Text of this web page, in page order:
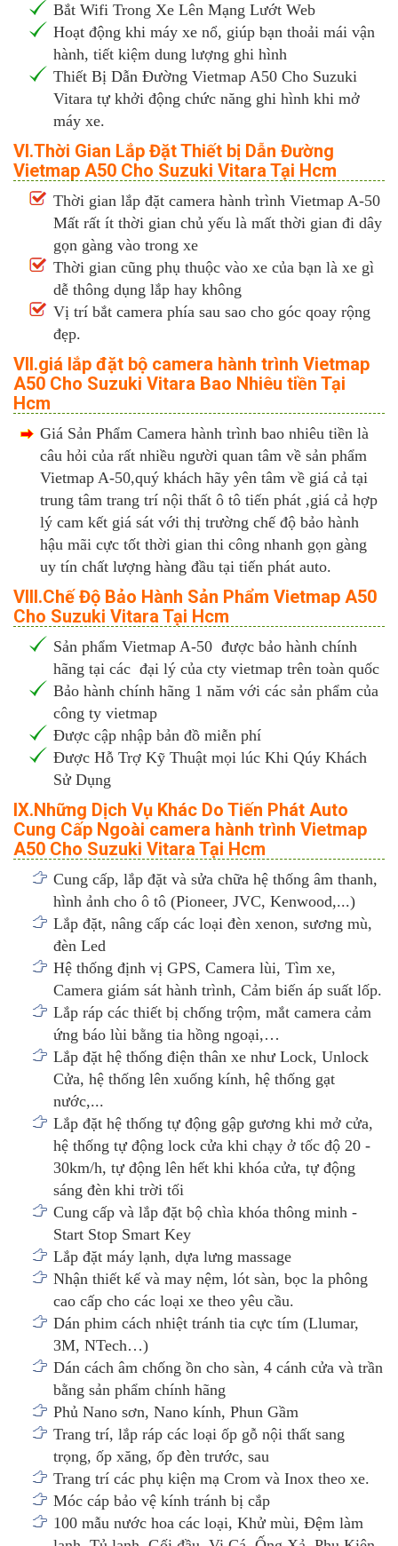
Bắt Wifi Trong Xe Lên Mạng Lướt Web
Hoạt động khi máy xe nổ, giúp bạn thoải mái vận
hành, tiết kiệm dung lượng ghi hình
Thiết Bị Dẫn Đường Vietmap A50 Cho Suzuki
Vitara tự khởi động chức năng ghi hình khi mở
máy xe.
VI.Thời Gian Lắp Đặt Thiết bị Dẫn Đường
Vietmap A50 Cho Suzuki Vitara Tại Hcm
Thời gian lắp đặt camera hành trình Vietmap A-50
Mất rất ít thời gian chủ yếu là mất thời gian đi dây
gọn gàng vào trong xe
Thời gian cũng phụ thuộc vào xe của bạn là xe gì
dễ thông dụng lắp hay không
Vị trí bắt camera phía sau sao cho góc qoay rộng
đẹp.
VII.giá lắp đặt bộ camera hành trình Vietmap
A50 Cho Suzuki Vitara Bao Nhiêu tiền Tại
Hcm
Giá Sản Phẩm Camera hành trình bao nhiêu tiền là
câu hỏi của rất nhiều người quan tâm về sản phẩm
Vietmap A-50,quý khách hãy yên tâm về giá cả tại
trung tâm trang trí nội thất ô tô tiến phát ,giá cả hợp
lý cam kết giá sát với thị trường chế độ bảo hành
hậu mãi cực tốt thời gian thi công nhanh gọn gàng
uy tín chất lượng hàng đầu tại tiến phát auto.
VIII.Chế Độ Bảo Hành Sản Phẩm Vietmap A50
Cho Suzuki Vitara Tại Hcm
Sản phẩm Vietmap A-50 được bảo hành chính
hãng tại các đại lý của cty vietmap trên toàn quốc
Bảo hành chính hãng 1 năm với các sản phẩm của
công ty vietmap
Được cập nhập bản đồ miễn phí
Được Hỗ Trợ Kỹ Thuật mọi lúc Khi Qúy Khách
Sử Dụng
IX.Những Dịch Vụ Khác Do Tiến Phát Auto
Cung Cấp Ngoài camera hành trình Vietmap
A50 Cho Suzuki Vitara Tại Hcm
Cung cấp, lắp đặt và sửa chữa hệ thống âm thanh,
hình ảnh cho ô tô (Pioneer, JVC, Kenwood,...)
Lắp đặt, nâng cấp các loại đèn xenon, sương mù,
đèn Led
Hệ thống định vị GPS, Camera lùi, Tìm xe,
Camera giám sát hành trình, Cảm biến áp suất lốp.
Lắp ráp các thiết bị chống trộm, mắt camera cảm
ứng báo lùi bằng tia hồng ngoại,…
Lắp đặt hệ thống điện thân xe như Lock, Unlock
Cửa, hệ thống lên xuống kính, hệ thống gạt
nước,...
Lắp đặt hệ thống tự động gập gương khi mở cửa,
hệ thống tự động lock cửa khi chạy ở tốc độ 20 -
30km/h, tự động lên hết khi khóa cửa, tự động
sáng đèn khi trời tối
Cung cấp và lắp đặt bộ chìa khóa thông minh -
Start Stop Smart Key
Lắp đặt máy lạnh, dựa lưng massage
Nhận thiết kế và may nệm, lót sàn, bọc la phông
cao cấp cho các loại xe theo yêu cầu.
Dán phim cách nhiệt tránh tia cực tím (Llumar,
3M, NTech…)
Dán cách âm chống ồn cho sàn, 4 cánh cửa và trần
bằng sản phẩm chính hãng
Phủ Nano sơn, Nano kính, Phun Gầm
Trang trí, lắp ráp các loại ốp gỗ nội thất sang
trọng, ốp xăng, ốp đèn trước, sau
Trang trí các phụ kiện mạ Crom và Inox theo xe.
Móc cáp bảo vệ kính tránh bị cắp
100 mẫu nước hoa các loại, Khử mùi, Đệm làm